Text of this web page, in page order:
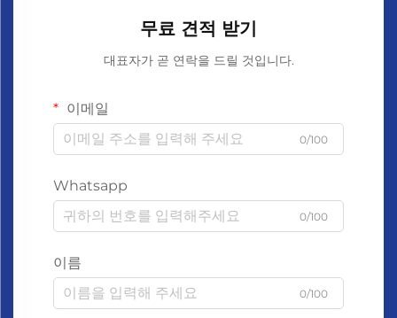
무료 견적 받기
대표자가 곧 연락을 드릴 것입니다.
이메일
0/100
Whatsapp
0/100
이름
0/100